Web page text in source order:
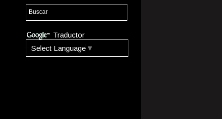
Traductor
Select Language ▼